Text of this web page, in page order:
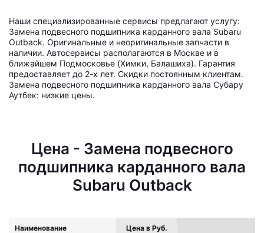
Наши специализированные сервисы предлагают услугу:
Замена подвесного подшипника карданного вала Subaru
Outback. Оригинальные и неоригинальные запчасти в
наличии. Автосервисы располагаются в Москве и в
ближайшем Подмосковье (Химки, Балашиха). Гарантия
предоставляет до 2-х лет. Скидки постоянным клиентам.
Замена подвесного подшипника карданного вала Субару
Аутбек: низкие цены.
Цена - Замена подвесного
подшипника карданного вала
Subaru Outback
Наименование Цена в Руб.